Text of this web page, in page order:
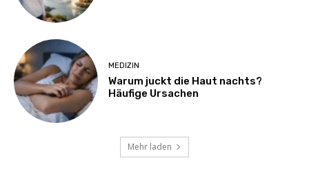
MEDIZIN
Warum juckt die Haut nachts?
Häufige Ursachen
Mehr laden